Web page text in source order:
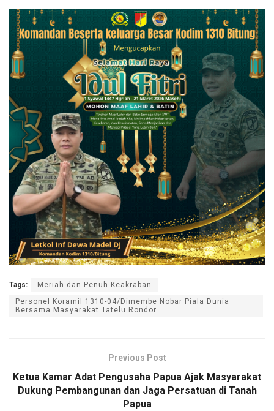
Tags:
Meriah dan Penuh Keakraban
Personel Koramil 1310-04/Dimembe Nobar Piala Dunia
Bersama Masyarakat Tatelu Rondor
Previous Post
Ketua Kamar Adat Pengusaha Papua Ajak Masyarakat
Dukung Pembangunan dan Jaga Persatuan di Tanah
Papua